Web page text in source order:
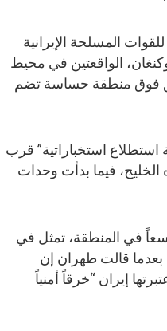
المسلحة الإيرانية
الواقعتين في محيط
فوق منطقة حساسة تضم
استطلاع استخباراتية” قرب
الخليج، فيما بدأت وحدات
في المنطقة، تمثل في
بعدما قالت طهران إن
إيران “خرقاً أمنياً